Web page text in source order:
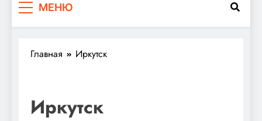
МЕНЮ
Главная Иркутск
Иркутск